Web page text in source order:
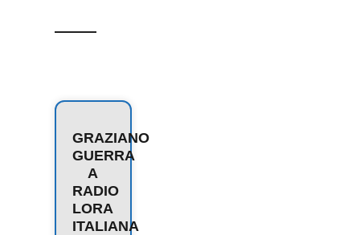
GRAZIANO
GUERRA
A
RADIO
LORA
ITALIANA